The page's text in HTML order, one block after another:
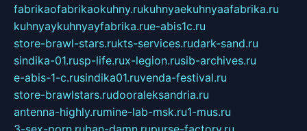
fabrikaofabrikaokuhny.rukuhnyaekuhnyaafabrika.ru
kuhnyaykuhnyayfabrika.rue-abis1c.ru
store-brawl-stars.rukts-services.rudark-sand.ru
sindika-01.rusp-life.rux-legion.rusib-archives.ru
e-abis-1-c.rusindika01.ruvenda-festival.ru
store-brawlstars.rudooraleksandria.ru
antenna-highly.rumine-lab-msk.ru1-mus.ru